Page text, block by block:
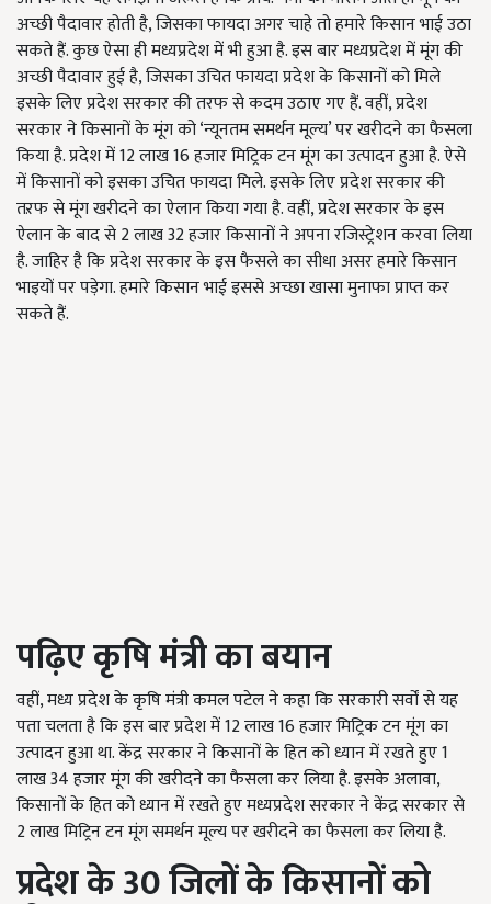
अच्छी पैदावार होती है, जिसका फायदा अगर चाहे तो हमारे किसान भाई उठा
सकते हैं. कुछ ऐसा ही मध्यप्रदेश में भी हुआ है. इस बार मध्यप्रदेश में मूंग की
अच्छी पैदावार हुई है, जिसका उचित फायदा प्रदेश के किसानों को मिले
इसके लिए प्रदेश सरकार की तरफ से कदम उठाए गए हैं. वहीं, प्रदेश
सरकार ने किसानों के मूंग को ‘न्यूनतम समर्थन मूल्य’ पर खरीदने का फैसला
किया है. प्रदेश में 12 लाख 16 हजार मिट्रिक टन मूंग का उत्पादन हुआ है. ऐसे
में किसानों को इसका उचित फायदा मिले. इसके लिए प्रदेश सरकार की
तऱफ से मूंग खरीदने का ऐलान किया गया है. वहीं, प्रदेश सरकार के इस
ऐलान के बाद से 2 लाख 32 हजार किसानों ने अपना रजिस्ट्रेशन करवा लिया
है. जाहिर है कि प्रदेश सरकार के इस फैसले का सीधा असर हमारे किसान
भाइयों पर पड़ेगा. हमारे किसान भाई इससे अच्छा खासा मुनाफा प्राप्त कर
सकते हैं.
पढ़िए कृषि मंत्री का बयान
वहीं, मध्य प्रदेश के कृषि मंत्री कमल पटेल ने कहा कि सरकारी सर्वों से यह
पता चलता है कि इस बार प्रदेश में 12 लाख 16 हजार मिट्रिक टन मूंग का
उत्पादन हुआ था. केंद्र सरकार ने किसानों के हित को ध्यान में रखते हुए 1
लाख 34 हजार मूंग की खरीदने का फैसला कर लिया है. इसके अलावा,
किसानों के हित को ध्यान में रखते हुए मध्यप्रदेश सरकार ने केंद्र सरकार से
2 लाख मिट्रिन टन मूंग समर्थन मूल्य पर खरीदने का फैसला कर लिया है.
प्रदेश के30जिलों के किसानों को